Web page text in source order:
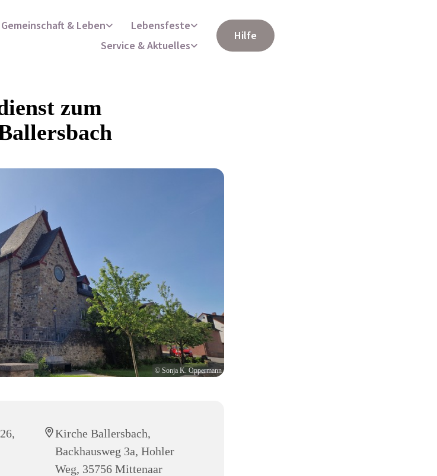
Gemeinschaft & Leben
Lebensfeste
Service & Aktuelles
Hilfe
zum
© Sonja K. Oppermann
Kirche Ballersbach,
Backhausweg 3a, Hohler
Weg, 35756 Mittenaar